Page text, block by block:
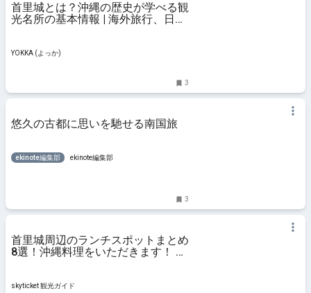
首里城とは？沖縄の歴史が学べる観
光名所の基本情報 | 海外旅行、日本
YOKKA (よっか)
3
悠久の古都に思いを馳せる南国旅
ekinote編集部 ekinote編集部
3
首里城周辺のランチスポットまとめ
8選！沖縄料理をいただきます！ –
skyticket 観光ガイド